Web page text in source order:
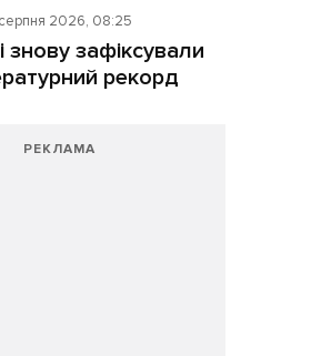
2026, 08:25
знову зафіксували
рекорд
РЕКЛАМА